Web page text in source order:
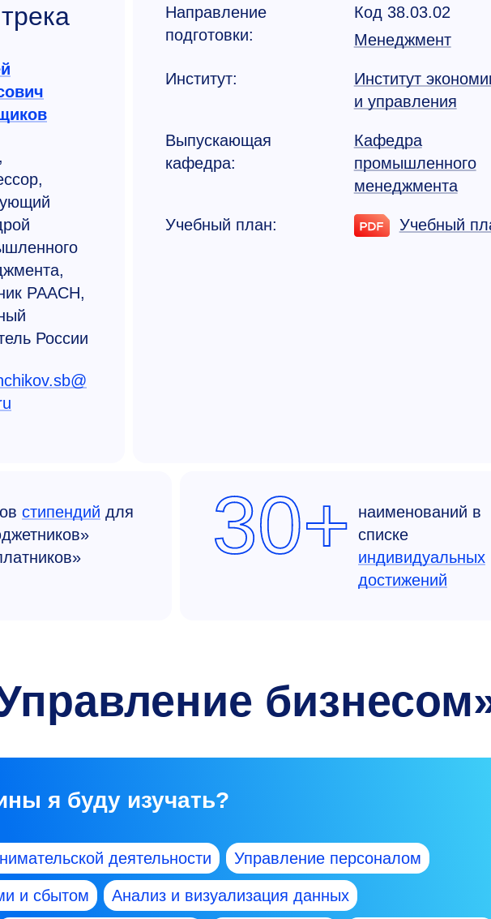
РААСН,
России
Направление
подготовки:
Код 38.03.02
Менеджмент
Институт:
Институт
и управления
Выпускающая
кафедра:
Кафедра
промышленного
менеджмента
Учебный план: Учебный
стипендий для
30+
наименований в
списке
индивидуальных
достижений
я буду изучать?
деятельности Управление персоналом
и сбытом Анализ и визуализация данных